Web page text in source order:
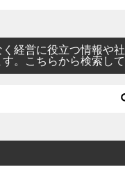
経営に役立つ情報や
。こちらから検索し